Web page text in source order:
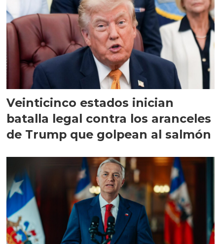
Veinticinco estados inician
batalla legal contra los aranceles
de Trump que golpean al salmón